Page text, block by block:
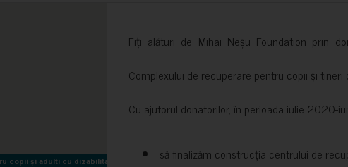
copii și adulti cu dizabilitati neuromotorii Sfântul Nectarie
copii și adulti cu dizabilitati neuromotorii Sfântul Nectarie
Fiți alături de Mihai Neșu Foundation prin
Complexului de recuperare pentru copii și
Cu ajutorul donatorilor, în perioada iulie 2020-
să finalizăm construcția centrului de